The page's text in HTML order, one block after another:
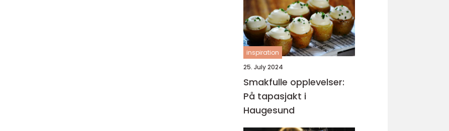
inspiration
25. July 2024
Smakfulle opplevelser:
På tapasjakt i
Haugesund